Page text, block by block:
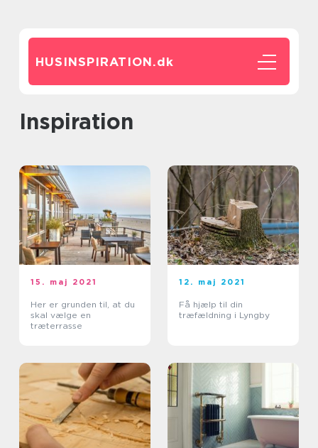
HUSINSPIRATION.dk
inspiration
15. maj 2021
Her er grunden til, at du
skal vælge en
træterrasse
12. maj 2021
Få hjælp til din
træfældning i Lyngby